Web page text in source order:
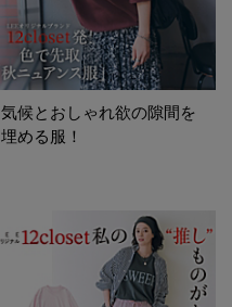
気候とおしゃれ欲の隙間を
埋める服！